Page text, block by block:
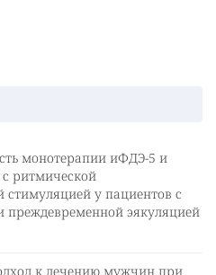
монотерапии иФДЭ-5 и
ритмической
у пациентов с
преждевременной эякуляцией
к лечению мужчин при